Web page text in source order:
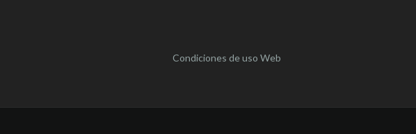
Condiciones de uso Web